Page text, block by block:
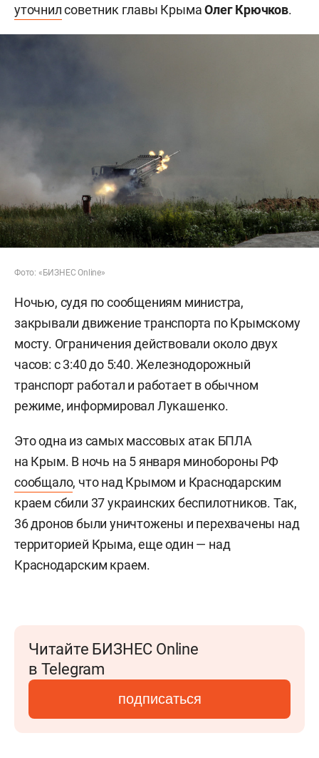
уточнилсоветник главы КрымаОлег Крючков.
Фото: «БИЗНЕС Online»
Ночью, судя по сообщениям министра,
закрывали движение транспорта по Крымскому
мосту. Ограничения действовали около двух
часов: с 3:40 до 5:40. Железнодорожный
транспорт работал и работает в обычном
режиме, информировал Лукашенко.
Это одна из самых массовых атак БПЛА
на Крым. В ночь на 5 января минобороны РФ
сообщало, что над Крымом и Краснодарским
краем сбили 37 украинских беспилотников. Так,
36 дронов были уничтожены и перехвачены над
территорией Крыма, еще один — над
Краснодарским краем.
Читайте БИЗНЕС Online
в Telegram
подписаться